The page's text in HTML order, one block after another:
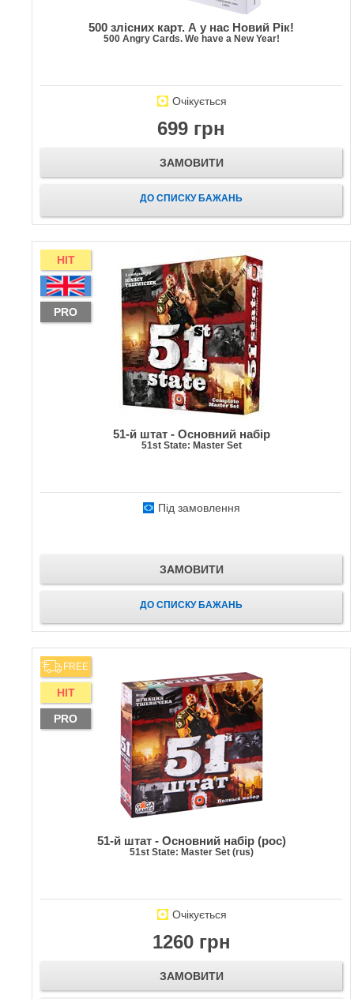
500 злісних карт. А у нас Новий Рік!
500 Angry Cards. We have a New Year!
Очікується
699 грн
ЗАМОВИТИ
ДО СПИСКУ БАЖАНЬ
HIT
PRO
51-й штат - Основний набір
51st State: Master Set
Під замовлення
ЗАМОВИТИ
ДО СПИСКУ БАЖАНЬ
FREE
HIT
PRO
51-й штат - Основний набір (рос)
51st State: Master Set (rus)
Очікується
1260 грн
ЗАМОВИТИ